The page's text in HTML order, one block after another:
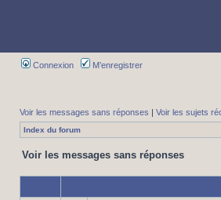
Connexion M’enregistrer
Voir les messages sans réponses | Voir les sujets
Index du forum
Voir les messages sans réponses